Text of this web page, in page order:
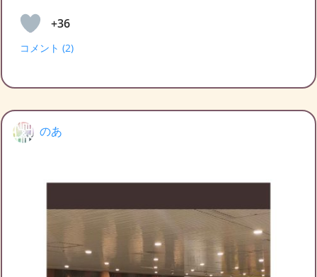
+36
コメント (2)
のあ